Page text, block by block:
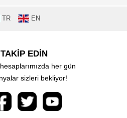
TR EN
EDİN
her gün
sizleri bekliyor!